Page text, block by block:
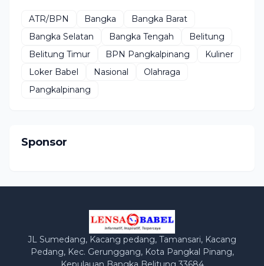
ATR/BPN Bangka
Bangka Barat
Bangka Selatan
Bangka Tengah
Belitung
Belitung Timur
BPN Pangkalpinang
Kuliner
Loker Babel
Nasional
Olahraga
Pangkalpinang
Sponsor
JL Sumedang, Kacang pedang, Tamansari, Kacang
Pedang, Kec. Gerunggang, Kota Pangkal Pinang,